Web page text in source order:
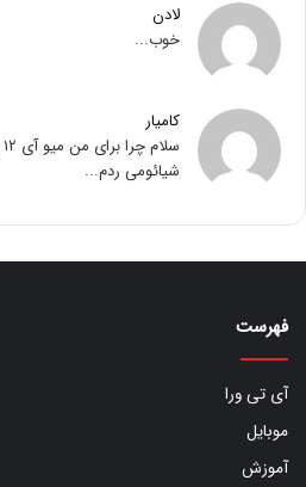
لادن
خوب...
کامیار
شیائومی ردم...
فهرست
آی تی ورا
موبایل
آموزش